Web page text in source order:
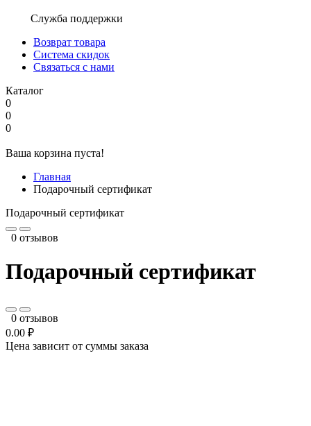
Служба поддержки
Возврат товара
Система скидок
Связаться с нами
Каталог
0
0
0
Ваша корзина пуста!
Главная
Подарочный сертификат
Подарочный сертификат
0 отзывов
Подарочный сертификат
0 отзывов
0.00 ₽
Цена зависит от суммы заказа